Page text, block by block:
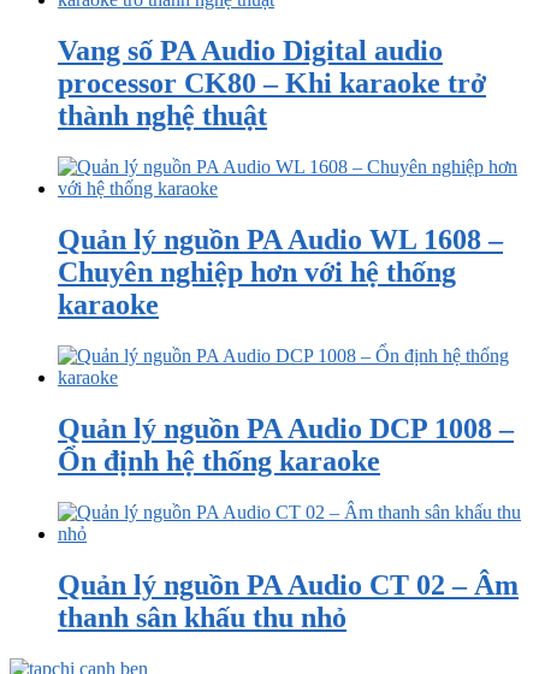
Vang số PA Audio Digital audio
processor CK80 – Khi karaoke trở
thành nghệ thuật
Quản lý nguồn PA Audio WL 1608 –
Chuyên nghiệp hơn với hệ thống
karaoke
Quản lý nguồn PA Audio DCP 1008 –
Ổn định hệ thống karaoke
Quản lý nguồn PA Audio CT 02 – Âm
thanh sân khấu thu nhỏ